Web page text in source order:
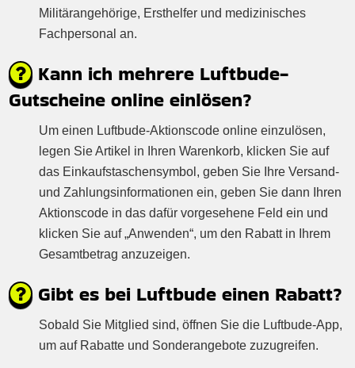
Militärangehörige, Ersthelfer und medizinisches
Fachpersonal an.
Kann ich mehrere Luftbude-
Gutscheine online einlösen?
Um einen Luftbude-Aktionscode online einzulösen,
legen Sie Artikel in Ihren Warenkorb, klicken Sie auf
das Einkaufstaschensymbol, geben Sie Ihre Versand-
und Zahlungsinformationen ein, geben Sie dann Ihren
Aktionscode in das dafür vorgesehene Feld ein und
klicken Sie auf „Anwenden“, um den Rabatt in Ihrem
Gesamtbetrag anzuzeigen.
Gibt es bei Luftbude einen Rabatt?
Sobald Sie Mitglied sind, öffnen Sie die Luftbude-App,
um auf Rabatte und Sonderangebote zuzugreifen.